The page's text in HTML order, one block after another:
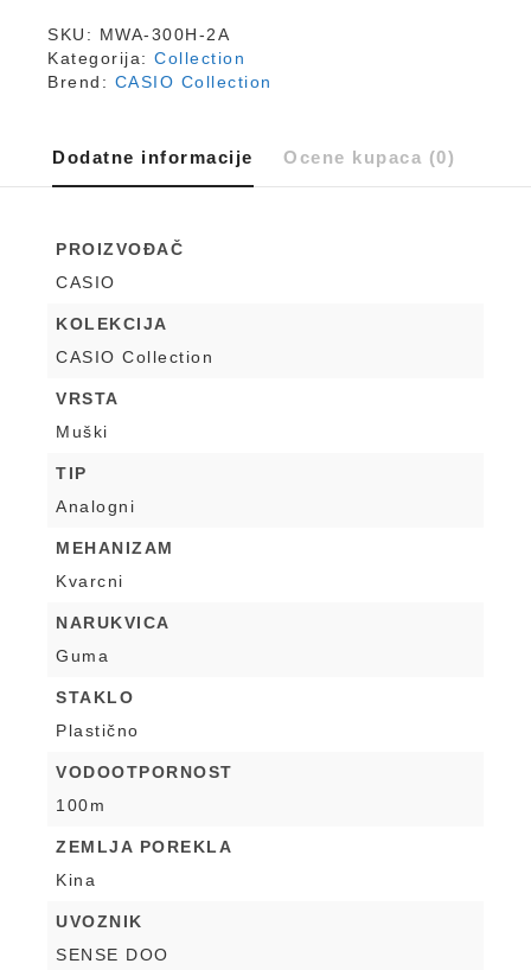
SKU: MWA-300H-2A
Kategorija: Collection
Brend: CASIO Collection
Dodatne informacije Ocene kupaca (0)
PROIZVOĐAČ
CASIO
KOLEKCIJA
CASIO Collection
VRSTA
Muški
TIP
Analogni
MEHANIZAM
Kvarcni
NARUKVICA
Guma
STAKLO
Plastično
VODOOTPORNOST
100m
ZEMLJA POREKLA
Kina
UVOZNIK
SENSE DOO